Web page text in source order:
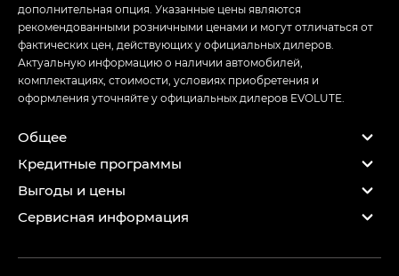
дополнительная опция. Указанные цены являются
рекомендованными розничными ценами и могут отличаться от
фактических цен, действующих у официальных дилеров.
Актуальную информацию о наличии автомобилей,
комплектациях, стоимости, условиях приобретения и
оформления уточняйте у официальных дилеров EVOLUTE.
Общее
Кредитные программы
Выгоды и цены
Сервисная информация